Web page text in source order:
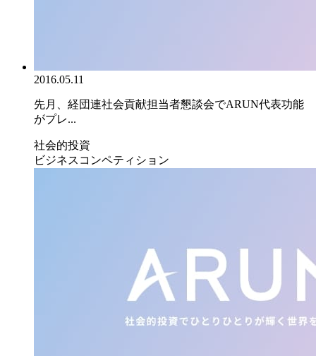
2016.05.11
先月、経団連社会貢献担当者懇談会でARUN代表功能
がプレ...
社会的投資
ビジネスコンペティション